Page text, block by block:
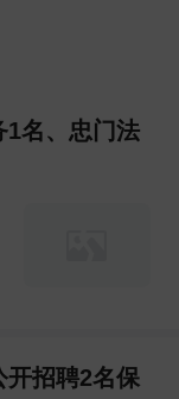
1名、忠门法
开招聘2名保